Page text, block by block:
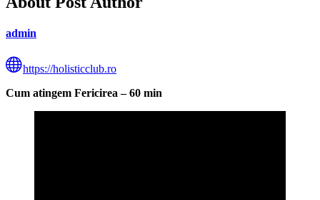
admin
https://holisticclub.ro
Cum atingem Fericirea – 60 min